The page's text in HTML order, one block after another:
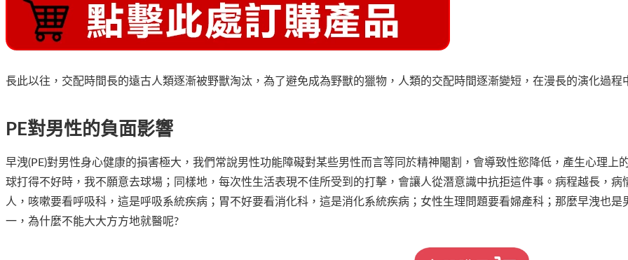
長此以往，交配時間長的遠古人類逐漸被野獸淘汰，為了避免成為野獸的獵物，人類的交配時間逐漸變短，在漫長的演化過程
PE對男性的負面影響
早洩(PE)對男性身心健康的損害極大，我們常說男性功能障礙對某些男性而言等同於精神閹割，會導致性慾降低，產生心理上
球打得不好時，我不願意去球場；同樣地，每次性生活表現不佳所受到的打擊，會讓人從潛意識中抗拒這件事。病程越長，
人，咳嗽要看呼吸科，這是呼吸系統疾病；胃不好要看消化科，這是消化系統疾病；女性生理問題要看婦產科；那麼早洩也
一，為什麼不能大大方方地就醫呢?